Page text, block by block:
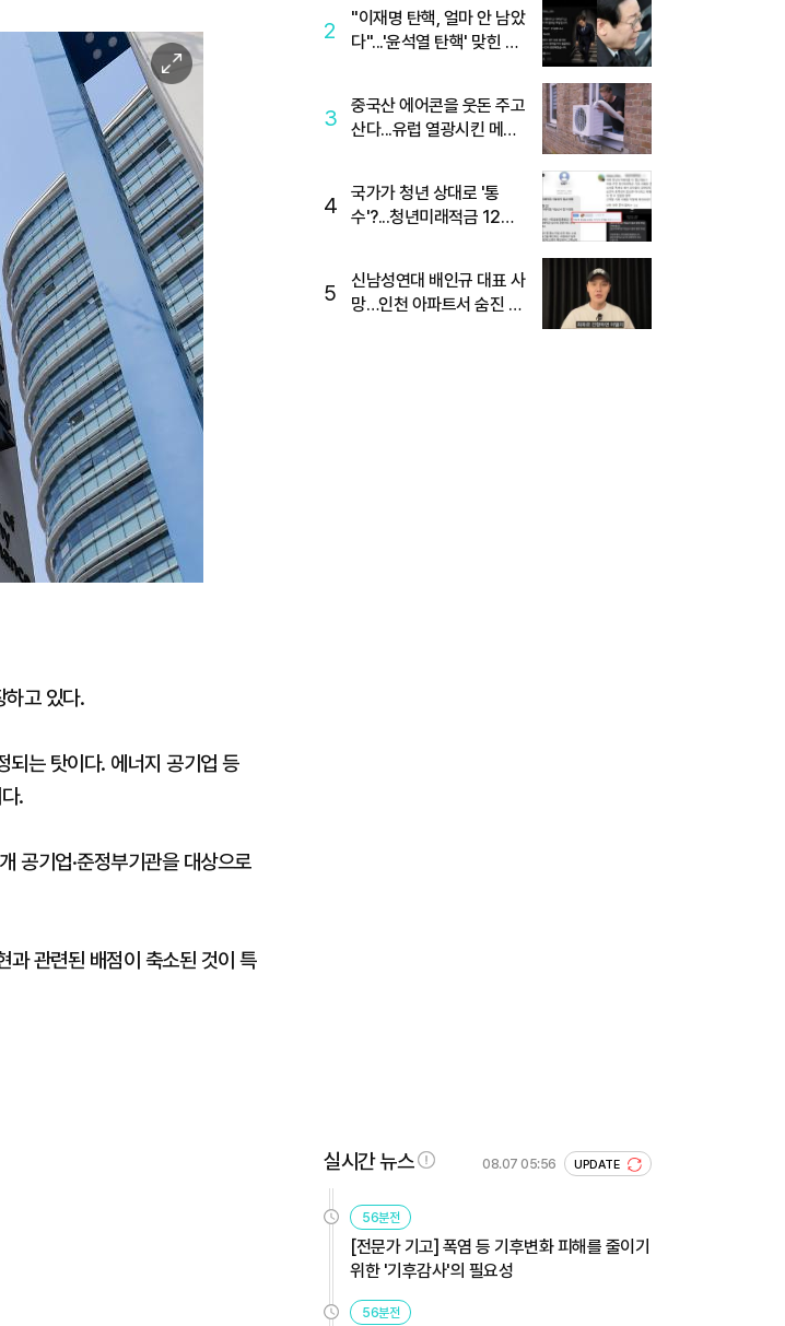
이
미
지
확
대
하고 있다.
되는 탓이다. 에너지 공기업 등
.
공기업·준정부기관을 대상으로
과 관련된 배점이 축소된 것이 특
2
"이재명 탄핵, 얼마 안 남았
다"...'윤석열 탄핵' 맞힌 무
3
중국산 에어콘을 웃돈 주고
산다...유럽 열광시킨 메이
4
국가가 청년 상대로 '통
수'?...청년미래적금 12%
5
신남성연대 배인규 대표 사
망…인천 아파트서 숨진 채
실시간 뉴스 08.07 05:56 UPDATE
56분전
[전문가 기고] 폭염 등 기후변화 피해를 줄이기
위한 '기후감사'의 필요성
56분전